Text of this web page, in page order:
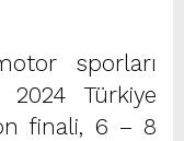
sporları
Türkiye
finali, 6 – 8